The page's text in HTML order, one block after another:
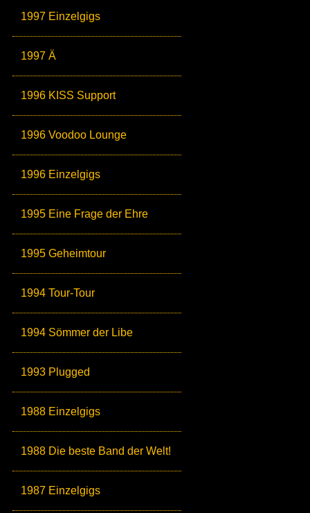
1997 Einzelgigs
1997 Ä
1996 KISS Support
1996 Voodoo Lounge
1996 Einzelgigs
1995 Eine Frage der Ehre
1995 Geheimtour
1994 Tour-Tour
1994 Sömmer der Libe
1993 Plugged
1988 Einzelgigs
1988 Die beste Band der Welt!
1987 Einzelgigs